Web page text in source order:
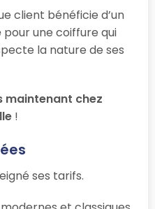
client bénéficie d’un
pour une coiffure qui
la nature de ses
maintenant chez
!
ses tarifs.